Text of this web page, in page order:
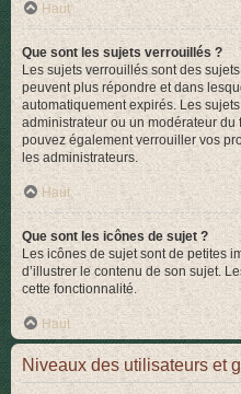
Haut
Que sont les sujets verrouillés ?
Les sujets verrouillés sont des
peuvent plus répondre et dans
automatiquement expirés. Les
administrateur ou un modérateur
pouvez également verrouiller vos
les administrateurs.
Haut
Que sont les icônes de sujet ?
Les icônes de sujet sont de petites
d’illustrer le contenu de son sujet.
cette fonctionnalité.
Haut
Niveaux des utilisateurs et